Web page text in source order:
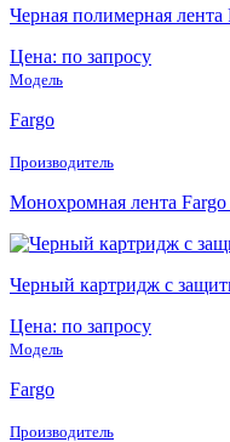
Черная полимерная
Цена: по запросу
Модель
Fargo
Производитель
Монохромная лента Fargo
Черный картридж с
Цена: по запросу
Модель
Fargo
Производитель